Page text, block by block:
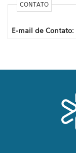
CONTATO
E-mail de Contato: